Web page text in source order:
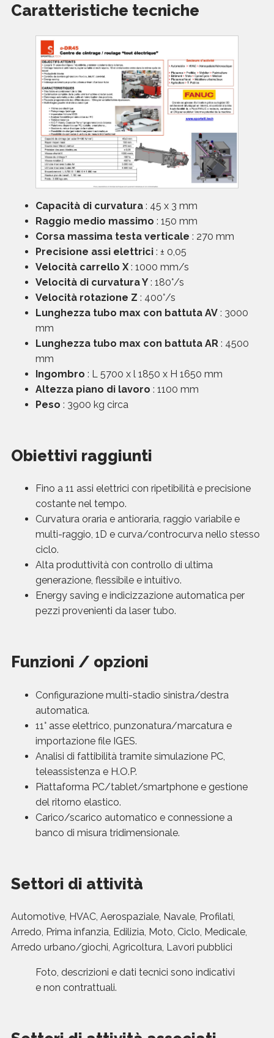
Caratteristiche tecniche
Capacità di curvatura: 45 x 3 mm
Raggio medio massimo : 150 mm
Corsa massima testa verticale : 270 mm
Precisione assi elettrici: ± 0,05
Velocità carrello X: 1000 mm/s
Velocità di curvatura Y: 180°/s
Velocità rotazione Z : 400°/s
Lunghezza tubo max con battuta AV: 3000
mm
Lunghezza tubo max con battuta AR : 4500
mm
Ingombro : L 5700 x l 1850 x H 1650 mm
Altezza piano di lavoro : 1100 mm
Peso : 3900 kg circa
Obiettivi raggiunti
Fino a 11 assi elettrici con ripetibilità e precisione
costante nel tempo.
Curvatura oraria e antioraria, raggio variabile e
multi-raggio, 1D e curva/controcurva nello stesso
ciclo.
Alta produttività con controllo di ultima
generazione, flessibile e intuitivo.
Energy saving e indicizzazione automatica per
pezzi provenienti da laser tubo.
Funzioni / opzioni
Configurazione multi-stadio sinistra/destra
automatica.
11° asse elettrico, punzonatura/marcatura e
importazione file IGES.
Analisi di fattibilità tramite simulazione PC,
teleassistenza e H.O.P.
Piattaforma PC/tablet/smartphone e gestione
del ritorno elastico.
Carico/scarico automatico e connessione a
banco di misura tridimensionale.
Settori di attività
Automotive, HVAC, Aerospaziale, Navale, Profilati,
Arredo, Prima infanzia, Edilizia, Moto, Ciclo, Medicale,
Arredo urbano/giochi, Agricoltura, Lavori pubblici
Foto, descrizioni e dati tecnici sono indicativi
e non contrattuali.